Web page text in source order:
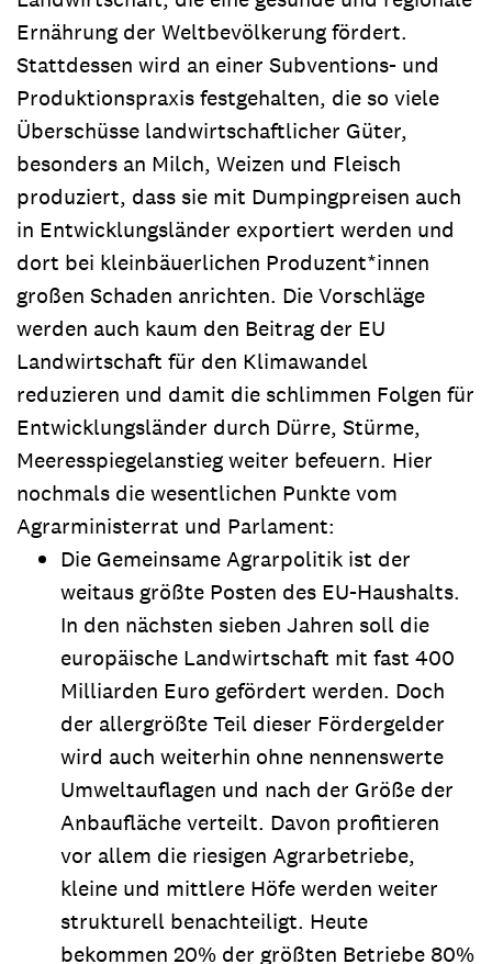
Ernährung der Weltbevölkerung fördert.
Stattdessen wird an einer Subventions- und
Produktionspraxis festgehalten, die so viele
Überschüsse landwirtschaftlicher Güter,
besonders an Milch, Weizen und Fleisch
produziert, dass sie mit Dumpingpreisen auch
in Entwicklungsländer exportiert werden und
dort bei kleinbäuerlichen Produzent*innen
großen Schaden anrichten. Die Vorschläge
werden auch kaum den Beitrag der EU
Landwirtschaft für den Klimawandel
reduzieren und damit die schlimmen Folgen für
Entwicklungsländer durch Dürre, Stürme,
Meeresspiegelanstieg weiter befeuern. Hier
nochmals die wesentlichen Punkte vom
Agrarministerrat und Parlament:
Die Gemeinsame Agrarpolitik ist der
weitaus größte Posten des EU-Haushalts.
In den nächsten sieben Jahren soll die
europäische Landwirtschaft mit fast 400
Milliarden Euro gefördert werden. Doch
der allergrößte Teil dieser Fördergelder
wird auch weiterhin ohne nennenswerte
Umweltauflagen und nach der Größe der
Anbaufläche verteilt. Davon profitieren
vor allem die riesigen Agrarbetriebe,
kleine und mittlere Höfe werden weiter
strukturell benachteiligt. Heute
bekommen 20% der größten Betriebe 80%